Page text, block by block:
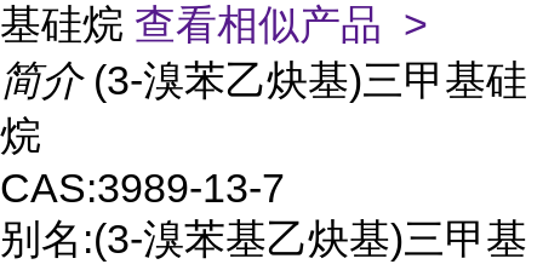
基硅烷 查看相似产品 >
简介 (3-溴苯乙炔基)三甲基硅
烷
CAS:3989-13-7
别名:(3-溴苯基乙炔基)三甲基